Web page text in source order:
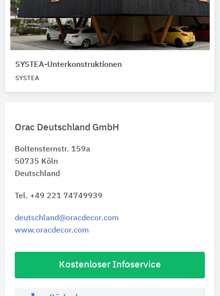
Orac Deutschland GmbH
Boltensternstr. 159a
50735 Köln
Deutschland
Tel. +49 221 74749939
deutschland@oracdecor.com
www.oracdecor.com
Kostenloser Infoservice
SYSTEA-Unterkonstruktionen
SYSTEA